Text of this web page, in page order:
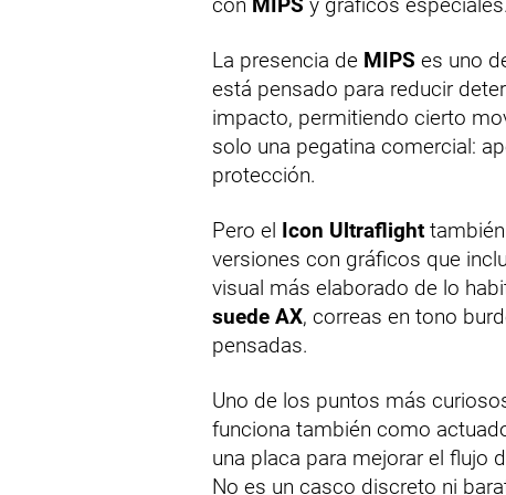
La presencia de MIPS es uno
está pensado para reducir
impacto, permitiendo cierto
solo una pegatina comercial:
protección.
Pero el Icon Ultraflight
versiones con gráficos que
visual más elaborado de lo
suede AX, correas en tono
pensadas.
Uno de los puntos más
funciona también como
una placa para mejorar el flujo
No es un casco discreto ni